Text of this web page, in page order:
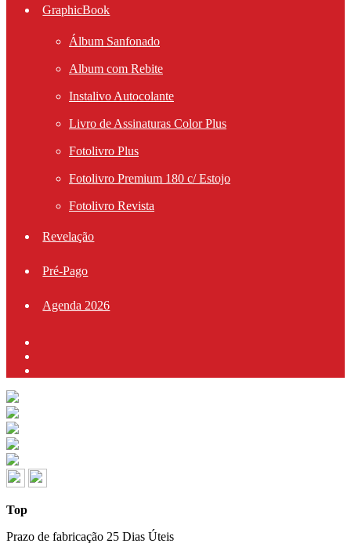
GraphicBook
Álbum Sanfonado
Album com Rebite
Instalivo Autocolante
Livro de Assinaturas Color Plus
Fotolivro Plus
Fotolivro Premium 180 c/ Estojo
Fotolivro Revista
Revelação
Pré-Pago
Agenda 2026
Top
Prazo de fabricação 25 Dias Úteis